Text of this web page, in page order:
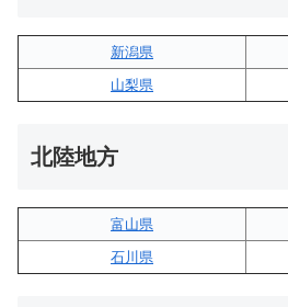
新潟県
山梨県
北陸地方
富山県
石川県